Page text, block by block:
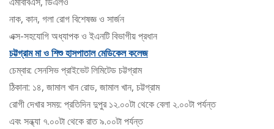
নাক, কান, গলা রোগ বিশেষজ্ঞ ও সার্জন
এক্স-সহযোগি অধ্যাপক ও ইএনটি বিভাগীয় প্রধান
চট্টগ্রাম মা ও শিশু হাসপাতাল মেডিকেল কলেজ
চেম্বার: সেনসিভ প্রাইভেট লিমিটেড চট্টগ্রাম
ঠিকানা: ১৪, জামাল খান রোড, জামাল খান, চট্টগ্রাম
রোগী দেখার সময়: প্রতিদিন দুপুর ১২.০০টা থেকে বেলা ২.০০টা পর্যন্ত
এবং সন্ধ্যা ৭.০০টা থেকে রাত ৯.০০টা পর্যন্ত